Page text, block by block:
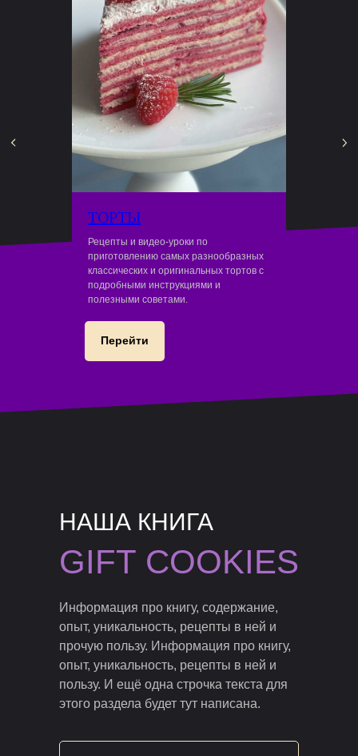
ТОРТЫ
Рецепты и видео-уроки по
приготовлению самых разнообразных
классических и оригинальных тортов с
подробными инструкциями и
полезными советами.
Перейти
Информация про книгу, содержание,
опыт, уникальность, рецепты в ней и
прочую пользу. Информация про книгу,
опыт, уникальность, рецепты в ней и
пользу. И ещё одна строчка текста для
этого раздела будет тут написана.
НАША КНИГА
GIFT COOKIES